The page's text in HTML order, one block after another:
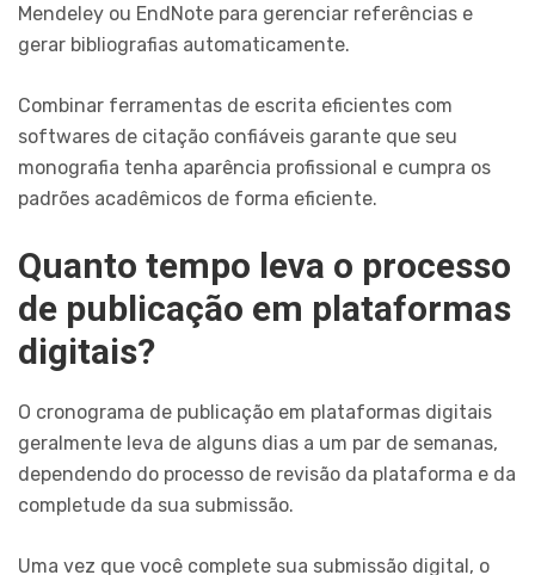
Mendeley ou EndNote para gerenciar referências e
gerar bibliografias automaticamente.
Combinar ferramentas de escrita eficientes com
softwares de citação confiáveis garante que seu
monografia tenha aparência profissional e cumpra os
padrões acadêmicos de forma eficiente.
Quanto tempo leva o processo
de publicação em plataformas
digitais?
O cronograma de publicação em plataformas digitais
geralmente leva de alguns dias a um par de semanas,
dependendo do processo de revisão da plataforma e da
completude da sua submissão.
Uma vez que você complete sua submissão digital, o